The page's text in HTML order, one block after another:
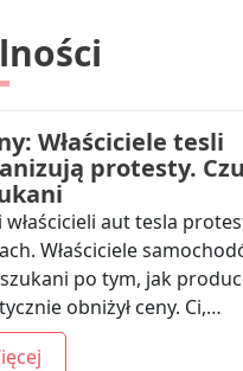
Właściciele tesli
protesty.
właścicieli aut tesla
Właściciele
po tym, jak
obniżył ceny. Ci,…